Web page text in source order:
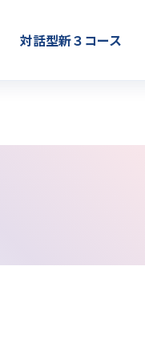
対話型新３コース